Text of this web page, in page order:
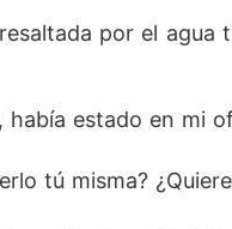
por el agua
había estado en mi
tú misma?